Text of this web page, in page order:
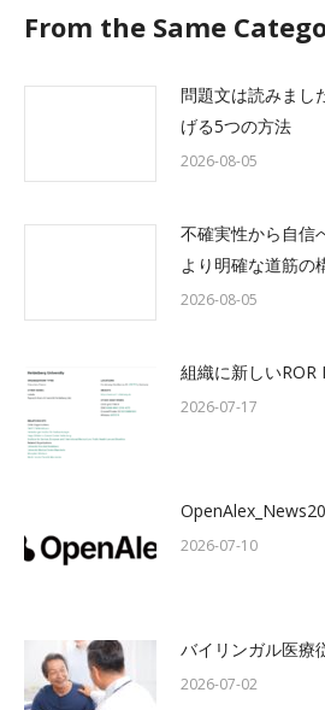
From the Same
問題文は読みまし
げる5つの方法
2026-08-05
不確実性から自信
より明確な道筋の
2026-08-05
組織に新しい
2026-07-17
2026-07-10
バイリンガル医療
2026-07-02